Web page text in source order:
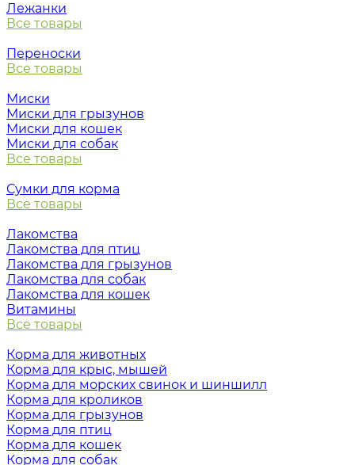
Лежанки
Все товары
Переноски
Все товары
Миски
Миски для грызунов
Миски для кошек
Миски для собак
Все товары
Сумки для корма
Все товары
Лакомства
Лакомства для птиц
Лакомства для грызунов
Лакомства для собак
Лакомства для кошек
Витамины
Все товары
Корма для животных
Корма для крыс, мышей
Корма для морских свинок и шиншилл
Корма для кроликов
Корма для грызунов
Корма для птиц
Корма для кошек
Корма для собак